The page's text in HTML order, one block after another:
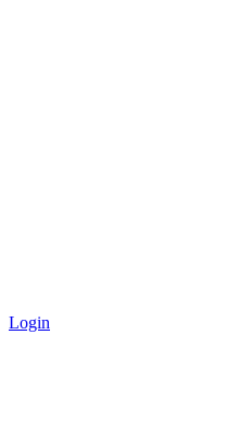
Login